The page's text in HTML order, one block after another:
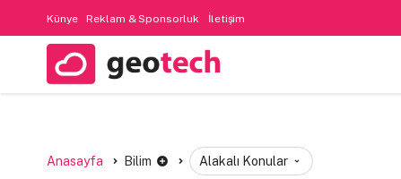
Künye Reklam & Sponsorluk İletişim
Anasayfa Bilim Alakalı Konular